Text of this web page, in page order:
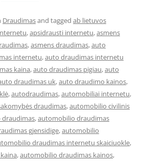
Draudimasand tagged ab lietuvos
,apsidrausti internetu,asmens
,asmens draudimas,auto
internetu,auto draudimas internetu
kaina,auto draudimas pigiau,auto
draudimas uk,auto draudimo kainos,
,autodraudimas,automobiliai internetu,
draudimas,automobilio civilinis
,automobilio draudimas
gjensidige,automobilio
draudimas internetu skaiciuokle,
,automobilio draudimas kainos,